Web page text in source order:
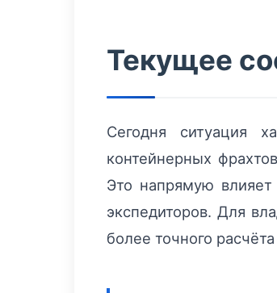
Текущее
Сегодня ситуация
контейнерных
Это напрямую
экспедиторов. Для
более точного